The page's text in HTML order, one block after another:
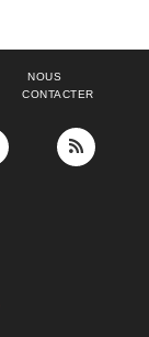
NOUS
CONTACTER